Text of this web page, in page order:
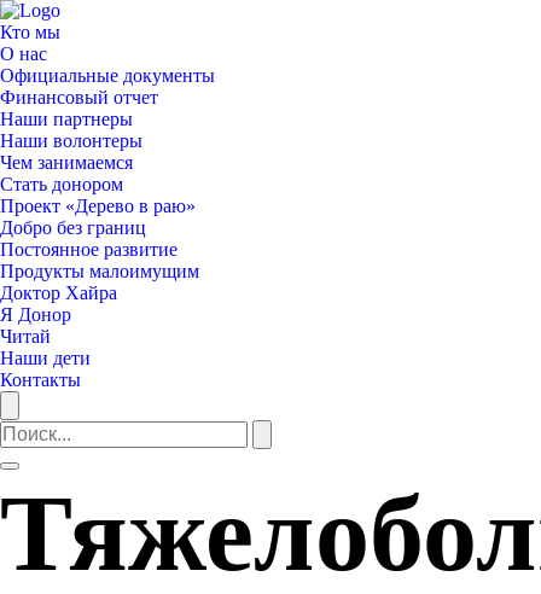
Кто мы
О нас
Официальные документы
Финансовый отчет
Наши партнеры
Наши волонтеры
Чем занимаемся
Стать донором
Проект «Дерево в раю»
Добро без границ
Постоянное развитие
Продукты малоимущим
Доктор Хайра
Я Донор
Читай
Наши дети
Контакты